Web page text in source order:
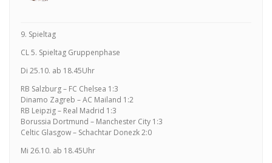
9. Spieltag
CL 5. Spieltag Gruppenphase
Di 25.10. ab 18.45Uhr
RB Salzburg – FC Chelsea 1:3
Dinamo Zagreb – AC Mailand 1:2
RB Leipzig – Real Madrid 1:3
Borussia Dortmund – Manchester City 1:3
Celtic Glasgow – Schachtar Donezk 2:0
Mi 26.10. ab 18.45Uhr